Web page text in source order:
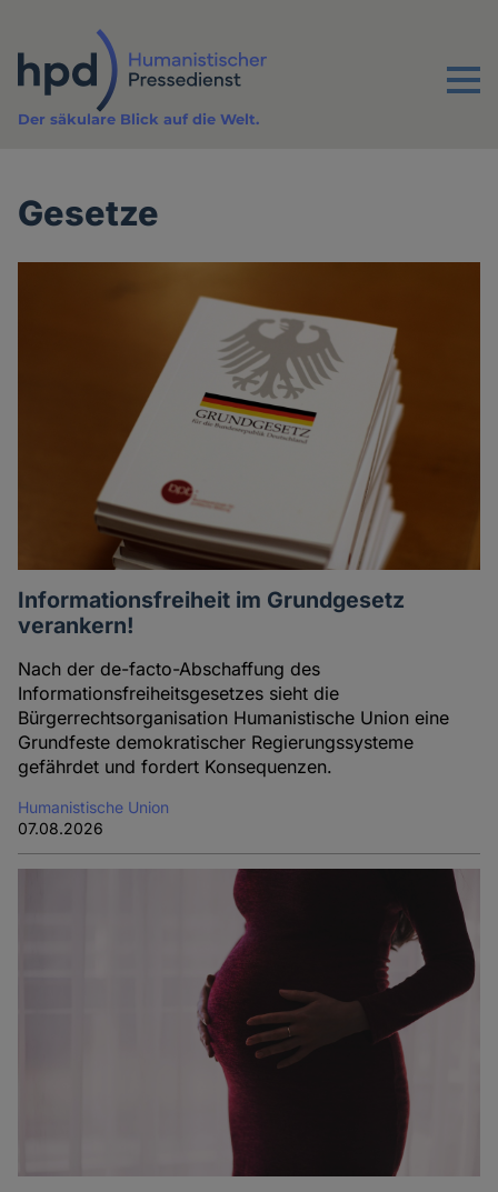
Inhalt
Menu
Der säkulare Blick auf die Welt.
Gesetze
Informationsfreiheit im Grundgesetz
verankern!
Nach der de-facto-Abschaffung des
Informationsfreiheitsgesetzes sieht die
Bürgerrechtsorganisation Humanistische Union eine
Grundfeste demokratischer Regierungssysteme
gefährdet und fordert Konsequenzen.
Humanistische Union
07.08.2026